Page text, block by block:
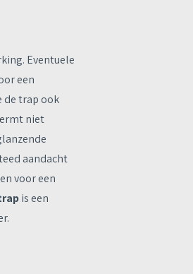
Eventuele
een
de trap ook
niet
aandacht
voor een
is een